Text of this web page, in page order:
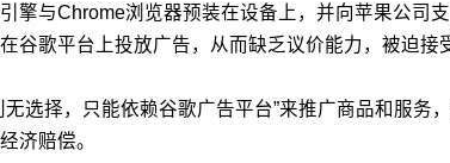
擎与Chrome浏览器预装在设备上，并向苹果公司
歌平台上投放广告，从而缺乏议价能力，被迫接
选择，只能依赖谷歌广告平台”来推广商品和服
济赔偿。